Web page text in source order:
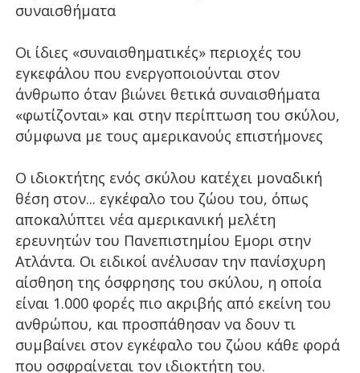
συναισθήματα
Οι ίδιες «συναισθηματικές» περιοχές του
εγκεφάλου που ενεργοποιούνται στον
άνθρωπο όταν βιώνει θετικά συναισθήματα
«φωτίζονται» και στην περίπτωση του σκύλου,
σύμφωνα με τους αμερικανούς επιστήμονες
Ο ιδιοκτήτης ενός σκύλου κατέχει μοναδική
θέση στον... εγκέφαλο του ζώου του, όπως
αποκαλύπτει νέα αμερικανική μελέτη
ερευνητών του Πανεπιστημίου Εμορι στην
Ατλάντα. Οι ειδικοί ανέλυσαν την πανίσχυρη
αίσθηση της όσφρησης του σκύλου, η οποία
είναι 1.000 φορές πιο ακριβής από εκείνη του
ανθρώπου, και προσπάθησαν να δουν τι
συμβαίνει στον εγκέφαλο του ζώου κάθε φορά
που οσφραίνεται τον ιδιοκτήτη του.